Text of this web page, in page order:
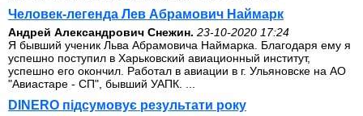
Человек-легенда Лев Абрамович Наймарк
Андрей Александрович Снежин. 23-10-2020 17:24
Я бывший ученик Льва Абрамовича Наймарка. Благодаря ему я
успешно поступил в Харьковский авиационный институт,
успешно его окончил. Работал в авиации в г. Ульяновске на АО
"Авиастаре - СП", бывший УАПК. ...
DINERO підсумовує результати року